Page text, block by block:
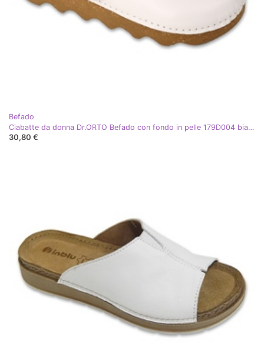
Befado
Ciabatte da donna Dr.ORTO Befado con fondo in pelle 179D004 bianco
30,80 €